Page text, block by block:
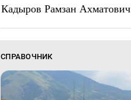
Кадыров Рамзан Ахматович
СПРАВОЧНИК